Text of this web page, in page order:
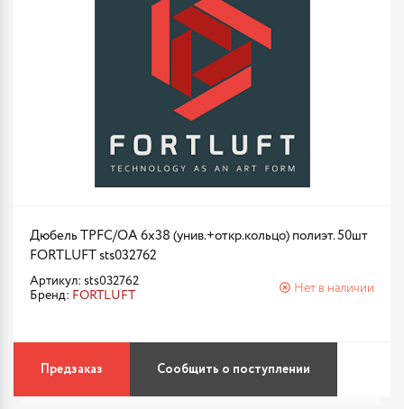
Дюбель TPFC/ОА 6х38 (унив.+откр.кольцо) полиэт. 50шт
FORTLUFT sts032762
Артикул: sts032762
Бренд: FORTLUFT
Нет в наличии
Предзаказ Сообщить о поступлении